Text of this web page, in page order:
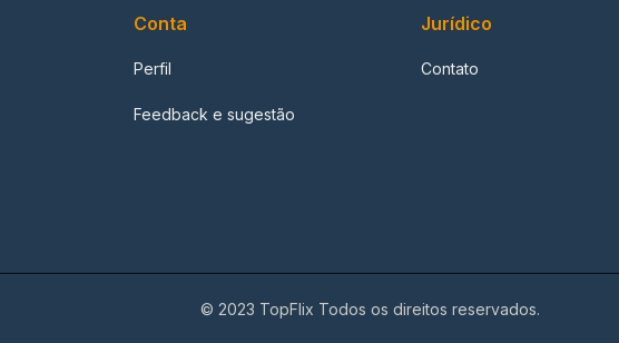
Conta
Perfil
Feedback e sugestão
Jurídico
Contato
© 2023 TopFlix Todos os direitos reservados.